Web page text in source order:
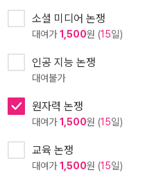
소셜 미디어 논쟁
대여가1,500원 (15일)
인공 지능 논쟁
대여불가
원자력 논쟁
대여가1,500원 (15일)
교육 논쟁
대여가1,500원 (15일)